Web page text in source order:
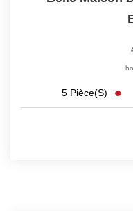
5 Pièce(s)